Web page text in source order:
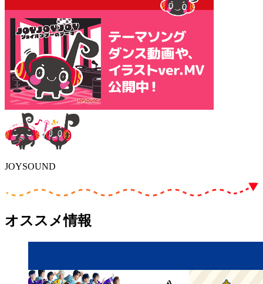
JOYSOUND
オススメ情報